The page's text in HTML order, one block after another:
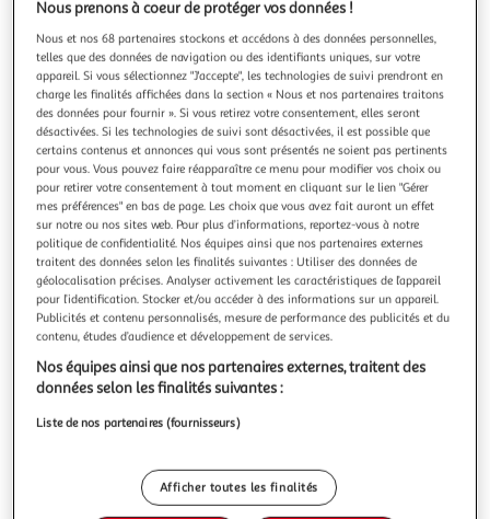
précédente
suivante
TODAY
Parure de lit - TODAY - Sunshine - 122794 - 2
personnes - 240x220cm - Coton - Imprimé 14.54
Parure de lit Today Sunshine composée d'une housse de
couette 240X220 cm et de 2 taies d'oreillers 63X63 cm
pour un lit 2 personnes accompagnera vos nuits et vous
offrira un confort de sommeil inégalable.
En savoir +
Vendu par 2KINGS
Livraison dès 4/5 jours
4,99€
Plus d'options
Vendu par2KINGS 30,34€
Livraison dès 6/7 jours
GpasPlus
Nous prenons à coeur de protéger vos données !
Nous et nos 68 partenaires stockons et accédons à des données personnelles,
telles que des données de navigation ou des identifiants uniques, sur votre
appareil. Si vous sélectionnez "J'accepte", les technologies de suivi prendront en
charge les finalités affichées dans la section « Nous et nos partenaires traitons
des données pour fournir ». Si vous retirez votre consentement, elles seront
désactivées. Si les technologies de suivi sont désactivées, il est possible que
certains contenus et annonces qui vous sont présentés ne soient pas pertinents
pour vous. Vous pouvez faire réapparaître ce menu pour modifier vos choix ou
pour retirer votre consentement à tout moment en cliquant sur le lien "Gérer
mes préférences" en bas de page. Les choix que vous avez fait auront un effet
sur notre ou nos sites web. Pour plus d’informations, reportez-vous à notre
politique de confidentialité. Nos équipes ainsi que nos partenaires externes
traitent des données selon les finalités suivantes : Utiliser des données de
géolocalisation précises. Analyser activement les caractéristiques de l’appareil
pour l’identification. Stocker et/ou accéder à des informations sur un appareil.
Publicités et contenu personnalisés, mesure de performance des publicités et du
contenu, études d’audience et développement de services.
Nos équipes ainsi que nos partenaires externes, traitent des
données selon les finalités suivantes :
Liste de nos partenaires (fournisseurs)
Afficher toutes les finalités